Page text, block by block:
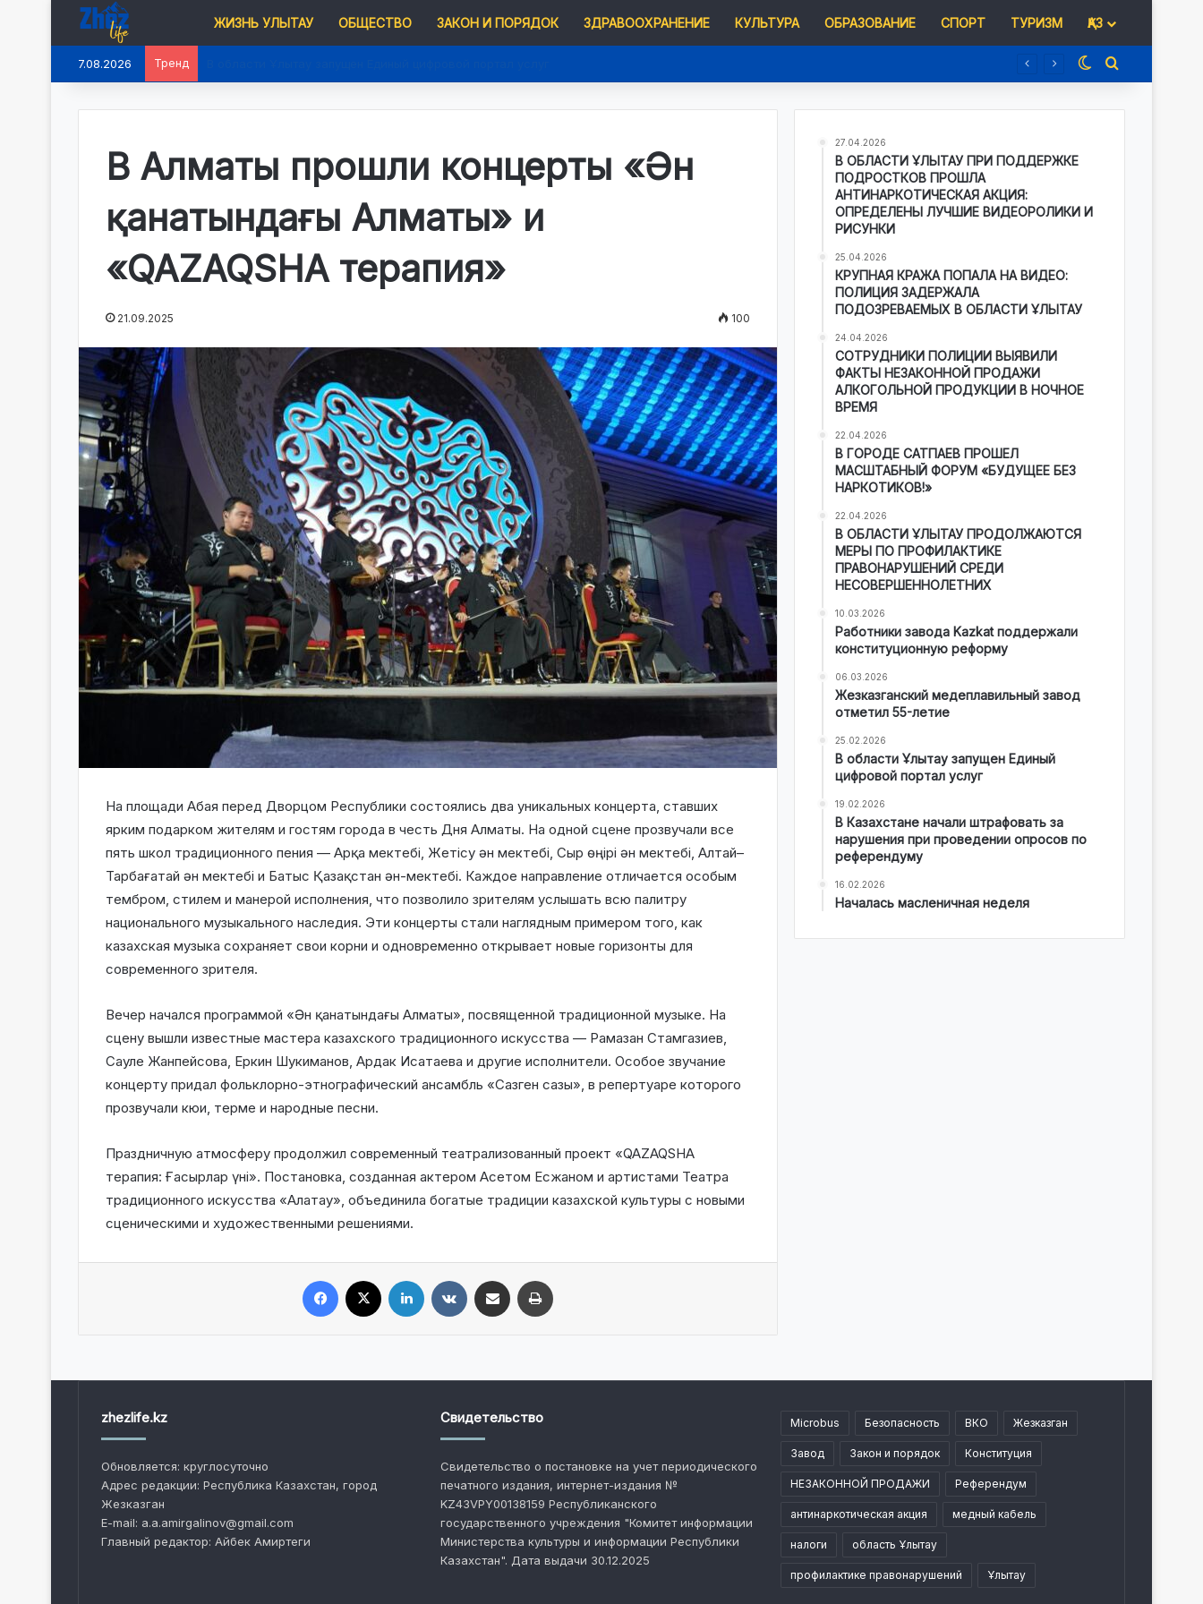
ЖИЗНЬ УЛЫТАУ ОБЩЕСТВО ЗАКОН И ПОРЯДОК ЗДРАВООХРАНЕНИЕ КУЛЬТУРА ОБРАЗОВАНИЕ СПОРТ ТУРИЗМ ҚАЗ
7.08.2026 Тренд Switch skin
Іздеу
В Алматы прошли концерты «Ән
қанатындағы Алматы» и
«QAZAQSHA терапия»
21.09.2025 100
На площади Абая перед Дворцом Республики состоялись два уникальных концерта, ставших
ярким подарком жителям и гостям города в честь Дня Алматы. На одной сцене прозвучали все
пять школ традиционного пения — Арқа мектебі, Жетісу ән мектебі, Сыр өңірі ән мектебі, Алтай–
Тарбағатай ән мектебі и Батыс Қазақстан ән-мектебі. Каждое направление отличается особым
тембром, стилем и манерой исполнения, что позволило зрителям услышать всю палитру
национального музыкального наследия. Эти концерты стали наглядным примером того, как
казахская музыка сохраняет свои корни и одновременно открывает новые горизонты для
современного зрителя.
Вечер начался программой «Ән қанатындағы Алматы», посвященной традиционной музыке. На
сцену вышли известные мастера казахского традиционного искусства — Рамазан Стамгазиев,
Сауле Жанпейсова, Еркин Шукиманов, Ардак Исатаева и другие исполнители. Особое звучание
концерту придал фольклорно-этнографический ансамбль «Сазген сазы», в репертуаре которого
прозвучали кюи, терме и народные песни.
Праздничную атмосферу продолжил современный театрализованный проект «QAZAQSHA
терапия: Ғасырлар үні». Постановка, созданная актером Асетом Есжаном и артистами Театра
традиционного искусства «Алатау», объединила богатые традиции казахской культуры с новыми
сценическими и художественными решениями.
27.04.2026
В ОБЛАСТИ ҰЛЫТАУ ПРИ ПОДДЕРЖКЕ
ПОДРОСТКОВ ПРОШЛА
АНТИНАРКОТИЧЕСКАЯ АКЦИЯ:
ОПРЕДЕЛЕНЫ ЛУЧШИЕ ВИДЕОРОЛИКИ И
РИСУНКИ
25.04.2026
КРУПНАЯ КРАЖА ПОПАЛА НА ВИДЕО:
ПОЛИЦИЯ ЗАДЕРЖАЛА
ПОДОЗРЕВАЕМЫХ В ОБЛАСТИ ҰЛЫТАУ
24.04.2026
СОТРУДНИКИ ПОЛИЦИИ ВЫЯВИЛИ
ФАКТЫ НЕЗАКОННОЙ ПРОДАЖИ
АЛКОГОЛЬНОЙ ПРОДУКЦИИ В НОЧНОЕ
ВРЕМЯ
22.04.2026
В ГОРОДЕ САТПАЕВ ПРОШЕЛ
МАСШТАБНЫЙ ФОРУМ «БУДУЩЕЕ БЕЗ
НАРКОТИКОВ!»
22.04.2026
В ОБЛАСТИ ҰЛЫТАУ ПРОДОЛЖАЮТСЯ
МЕРЫ ПО ПРОФИЛАКТИКЕ
ПРАВОНАРУШЕНИЙ СРЕДИ
НЕСОВЕРШЕННОЛЕТНИХ
10.03.2026
Работники завода Kazkat поддержали
конституционную реформу
06.03.2026
Жезказганский медеплавильный завод
отметил 55-летие
25.02.2026
В области Ұлытау запущен Единый
цифровой портал услуг
19.02.2026
В Казахстане начали штрафовать за
нарушения при проведении опросов по
референдуму
16.02.2026
Началась масленичная неделя
zhezlife.kz
Обновляется: круглосуточно
Адрес редакции: Республика Казахстан, город
Жезказган
E-mail: a.a.amirgalinov@gmail.com
Главный редактор: Айбек Амиртеги
Свидетельство
Свидетельство о постановке на учет периодического
печатного издания, интернет-издания №
KZ43VPY00138159 Республиканского
государственного учреждения "Комитет информации
Министерства культуры и информации Республики
Казахстан". Дата выдачи 30.12.2025
Microbus Безопасность ВКО Жезказган
Завод Закон и порядок Конституция
НЕЗАКОННОЙ ПРОДАЖИ Референдум
антинаркотическая акция медный кабель
налоги область Ұлытау
профилактике правонарушений Ұлытау